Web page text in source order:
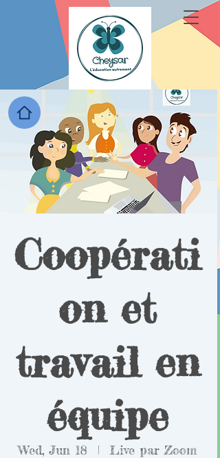
Coopérati
on et
travail en
équipe
Wed, Jun 18
  |
Live par Zoom